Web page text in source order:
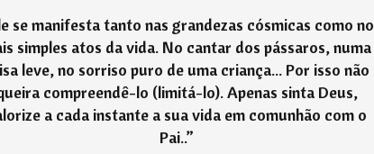
se manifesta tanto nas grandezas cósmicas como no
simples atos da vida. No cantar dos pássaros, numa
leve, no sorriso puro de uma criança... Por isso não
compreendê-lo (limitá-lo). Apenas sinta Deus,
a cada instante a sua vida em comunhão com o
Pai..”